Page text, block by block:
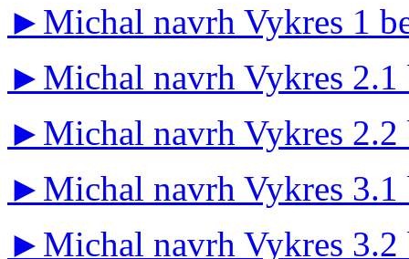
► Michal navrh Vykres 1
► Michal navrh Vykres
► Michal navrh Vykres
► Michal navrh Vykres
► Michal navrh Vykres